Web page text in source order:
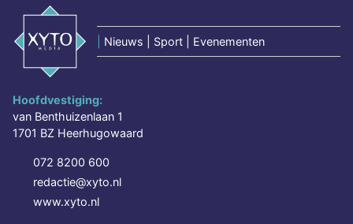
Nieuws | Sport | Evenementen
Hoofdvestiging:
van Benthuizenlaan 1
1701 BZ Heerhugowaard
072 8200 600
redactie@xyto.nl
www.xyto.nl